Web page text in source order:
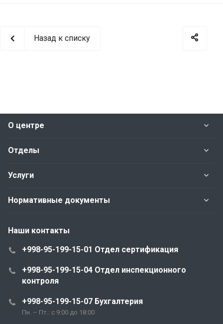
Назад к списку
О центре
Отделы
Услуги
Нормативные документы
Наши контакты
+998-95-199-15-01 Отдел сертификация
+998-95-199-15-04 Отдел инспекционного
контроля
+998-95-199-15-07 Бухгалтерия
Пн. – Пт.: с 9:00 до 18:00